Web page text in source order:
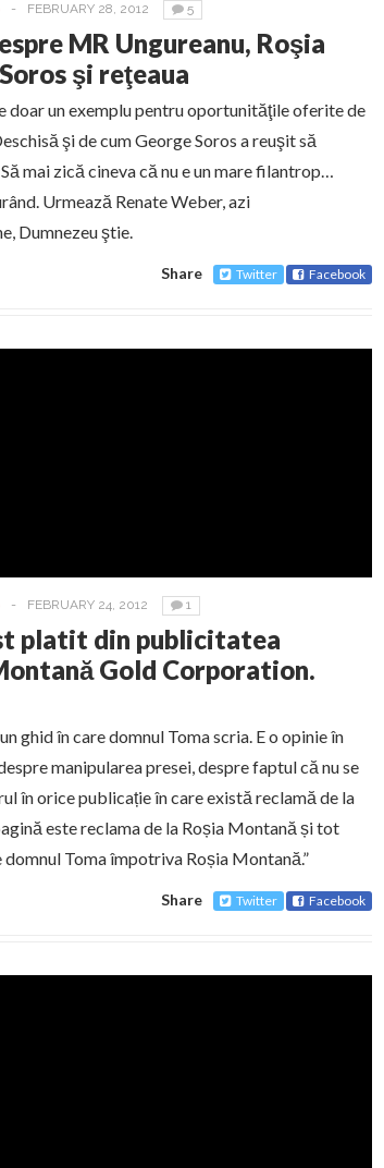
- FEBRUARY 28, 2012 5
MR Ungureanu, Roşia
şi reţeaua
doar un exemplu pentru oportunităţile oferite de
şi de cum George Soros a reuşit să
mai zică cineva că nu e un mare filantrop…
Urmează Renate Weber, azi
Dumnezeu ştie.
Share Twitter Facebook
- FEBRUARY 24, 2012 1
platit din publicitatea
Gold Corporation.
ghid în care domnul Toma scria. E o opinie în
manipularea presei, despre faptul că nu se
în orice publicație în care există reclamă de la
este reclama de la Roșia Montană și tot
Toma împotriva Roșia Montană.”
Share Twitter Facebook